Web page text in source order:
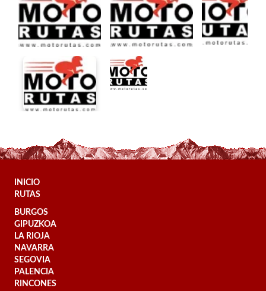
INICIO
RUTAS
BURGOS
GIPUZKOA
LA RIOJA
NAVARRA
SEGOVIA
PALENCIA
RINCONES